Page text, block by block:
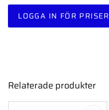
LOGGA IN FÖR PRISER
Relaterade produkter